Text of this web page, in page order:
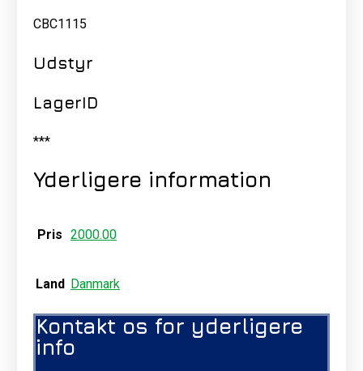
CBC1115
Udstyr
LagerID
***
Yderligere information
Pris 2000.00
Land Danmark
Kontakt os for yderligere
info